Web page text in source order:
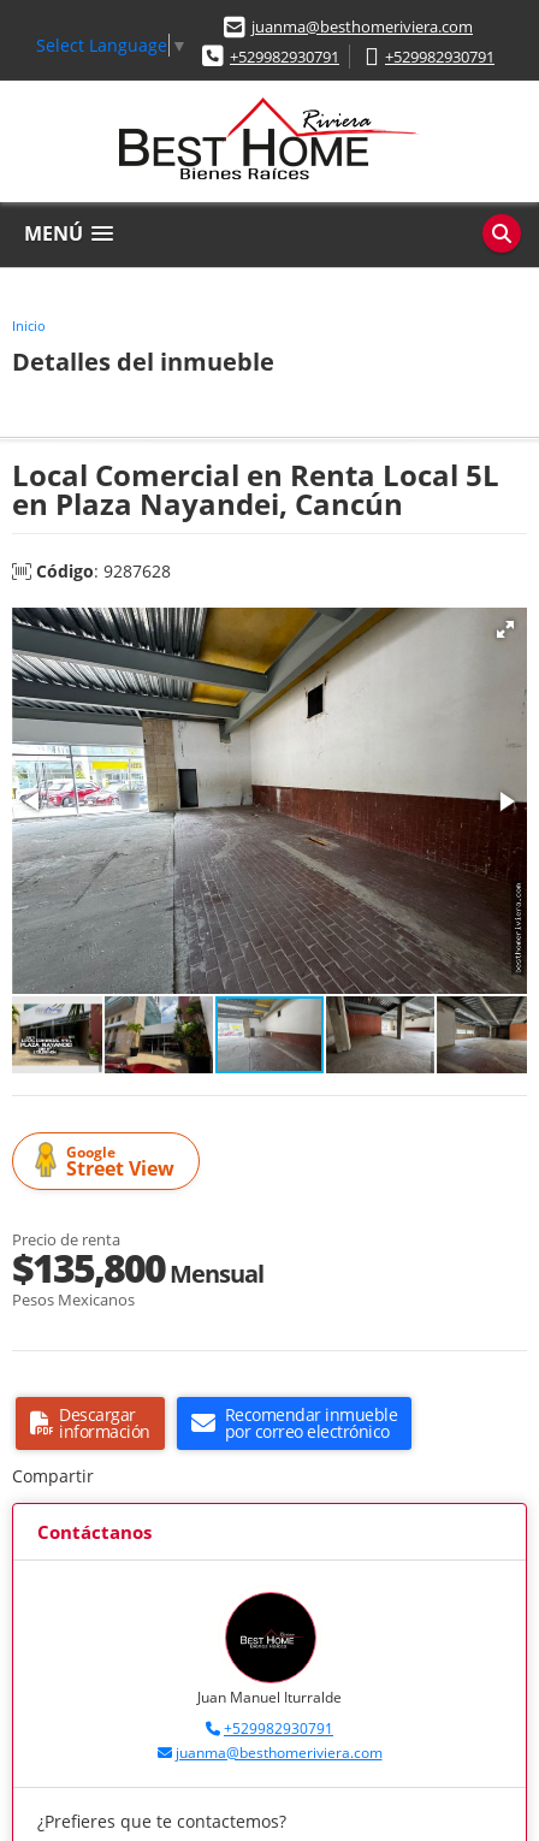
Select Language ▼
juanma@besthomeriviera.com
+529982930791
+529982930791
MENÚ
Inicio
Detalles del inmueble
Local Comercial en Renta Local 5L
en Plaza Nayandei, Cancún
Código: 9287628
Google
Street View
Precio de renta
$135,800Mensual
Pesos Mexicanos
Descargar
información
Recomendar inmueble
por correo electrónico
Compartir
Contáctanos
Juan Manuel Iturralde
+529982930791
juanma@besthomeriviera.com
¿Prefieres que te contactemos?